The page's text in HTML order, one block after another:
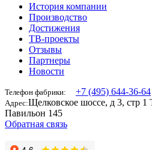
История компании
Производство
Достижения
ТВ-проекты
Отзывы
Партнеры
Новости
Телефон фабрики: +7 (495) 644-36-64
Адрес:Щелковское шоссе, д 3, стр
Павильон 145
Обратная связь